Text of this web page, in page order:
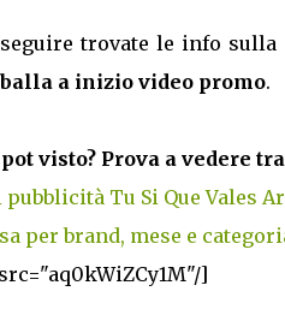
trovate le info sulla
a inizio video promo.
visto? Prova a vedere tra
pubblicità Tu Si Que Vales
per brand, mese e
]